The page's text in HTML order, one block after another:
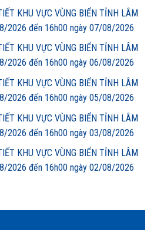
KHU VỰC VÙNG BIỂN TỈNH LÂM
2026 đến 16h00 ngày 07/08/2026
KHU VỰC VÙNG BIỂN TỈNH LÂM
2026 đến 16h00 ngày 06/08/2026
KHU VỰC VÙNG BIỂN TỈNH LÂM
2026 đến 16h00 ngày 05/08/2026
KHU VỰC VÙNG BIỂN TỈNH LÂM
2026 đến 16h00 ngày 03/08/2026
KHU VỰC VÙNG BIỂN TỈNH LÂM
2026 đến 16h00 ngày 02/08/2026